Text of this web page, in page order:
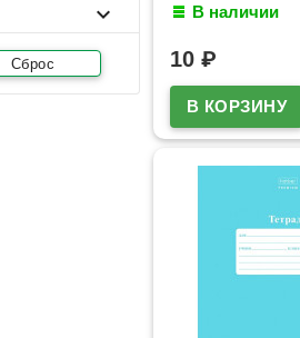
Сброс
В наличии
10 ₽